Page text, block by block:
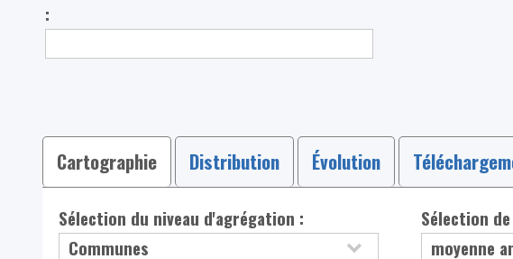
:
Cartographie Distribution Évolution
Sélection du niveau d'agrégation : Sélection